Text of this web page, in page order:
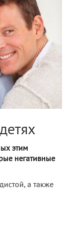
этим
негативные
а также